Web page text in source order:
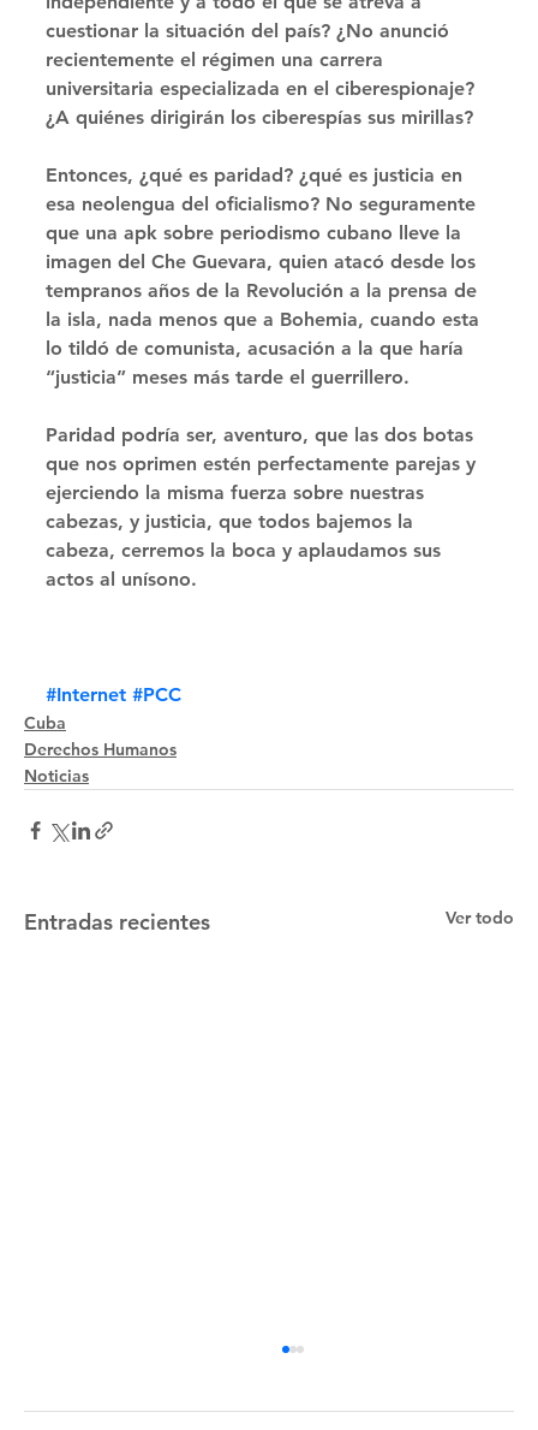
cuestionar la situación del país? ¿No anunció
recientemente el régimen una carrera
universitaria especializada en el ciberespionaje?
¿A quiénes dirigirán los ciberespías sus mirillas?
Entonces, ¿qué es paridad? ¿qué es justicia en
esa neolengua del oﬁcialismo? No seguramente
que una apk sobre periodismo cubano lleve la
imagen del Che Guevara, quien atacó desde los
tempranos años de la Revolución a la prensa de
la isla, nada menos que a Bohemia, cuando esta
lo tildó de comunista, acusación a la que haría
“justicia” meses más tarde el guerrillero.
Paridad podría ser, aventuro, que las dos botas
que nos oprimen estén perfectamente parejas y
ejerciendo la misma fuerza sobre nuestras
cabezas, y justicia, que todos bajemos la
cabeza, cerremos la boca y aplaudamos sus
actos al unísono.
#Internet #PCC
Cuba
Derechos Humanos
Noticias
Entradas recientes Ver todo